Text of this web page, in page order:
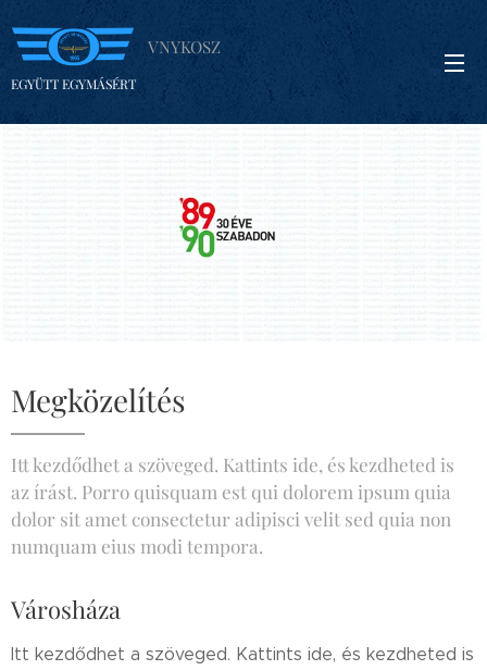
VNYKOSZ
EGYÜTT EGYMÁSÉRT
Megközelítés
Itt kezdődhet a szöveged. Kattints ide, és kezdheted is
az írást. Porro quisquam est qui dolorem ipsum quia
dolor sit amet consectetur adipisci velit sed quia non
numquam eius modi tempora.
Városháza
Itt kezdődhet a szöveged. Kattints ide, és kezdheted is